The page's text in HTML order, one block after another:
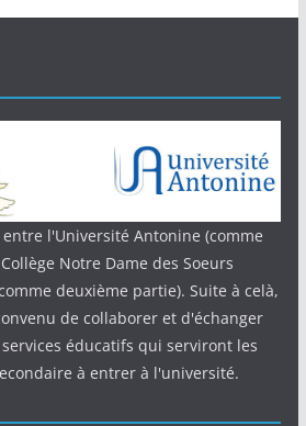
l'Université Antonine (comme
Notre Dame des Soeurs
deuxième partie). Suite à celà,
de collaborer et d'échanger
éducatifs qui serviront les
à entrer à l'université.